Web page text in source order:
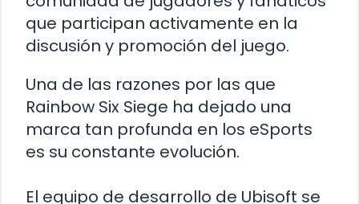
que participan activamente en la
discusión y promoción del juego.
Una de las razones por las que
Rainbow Six Siege ha dejado una
marca tan profunda en los eSports
es su constante evolución.
El equipo de desarrollo de Ubisoft se